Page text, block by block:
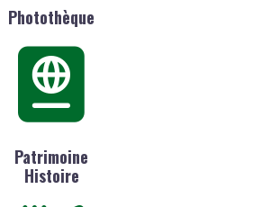
Photothèque
Patrimoine
Histoire